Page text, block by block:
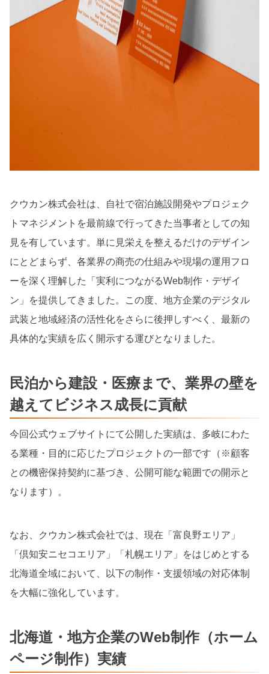
クウカン株式会社は、自社で宿泊施設開発やプロジェク
トマネジメントを最前線で行ってきた当事者としての知
見を有しています。単に見栄えを整えるだけのデザイン
にとどまらず、各業界の商売の仕組みや現場の運用フロ
ーを深く理解した「実利につながるWeb制作・デザイ
ン」を提供してきました。この度、地方企業のデジタル
武装と地域経済の活性化をさらに後押しすべく、最新の
具体的な実績を広く開示する運びとなりました。
民泊から建設・医療まで、業界の壁を
越えてビジネス成長に貢献
今回公式ウェブサイトにて公開した実績は、多岐にわた
る業種・目的に応じたプロジェクトの一部です（※顧客
との機密保持契約に基づき、公開可能な範囲での開示と
なります）。
なお、クウカン株式会社では、現在「富良野エリア」
「倶知安ニセコエリア」「札幌エリア」をはじめとする
北海道全域において、以下の制作・支援領域の対応体制
を大幅に強化しています。
北海道・地方企業のWeb制作（ホーム
ページ制作）実績